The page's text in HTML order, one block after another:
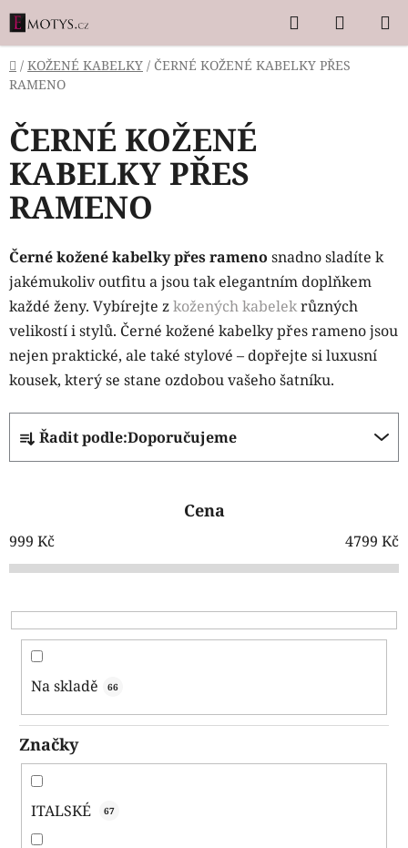
Přejít
na
obsah
Hledat
KOŠÍK
Domů
/ KOŽENÉ KABELKY / ČERNÉ KOŽENÉ KABELKY PŘES
RAMENO
ČERNÉ KOŽENÉ
KABELKY PŘES
RAMENO
Černé kožené kabelky přes rameno snadno sladíte k
jakémukoliv outfitu a jsou tak elegantním doplňkem
každé ženy. Vybírejte zkožených kabelekrůzných
velikostí i stylů. Černé kožené kabelky přes rameno jsou
nejen praktické, ale také stylové – dopřejte si luxusní
kousek, který se stane ozdobou vašeho šatníku.
Ř
a
z
í
p
o
d
ů
Řadit podle:Doporučujeme
Cena
999 Kč 4799 Kč
Na skladě 66
Značky
ITALSKÉ 67